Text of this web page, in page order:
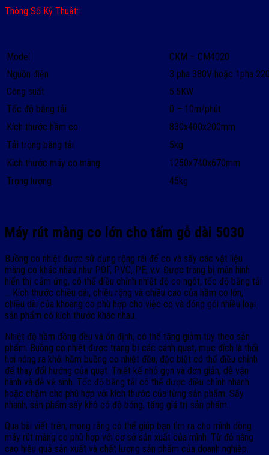
Thông Số Kỹ Thuật:
Model
CKM – CM4020
Nguồn điện
3 pha 380V hoặc 1pha
Công suất
5.5KW
Tốc độ băng tải
0 – 10m/phút
Kích thước hầm co
830x400x200mm
Tải trọng băng tải
5kg
Kích thước máy co màng
1250x740x670mm
Trọng lượng
45kg
Máy rút màng co lớn cho tấm gỗ dài 5030
Buồng co nhiệt được sử dụng rộng rãi để co và sấy các vật liệu
màng co khác nhau như POF, PVC, PE, v.v. Được trang bị màn hình
hiển thị cảm ứng, có thể điều chỉnh nhiệt độ co ngót, tốc độ băng tải
… Kích thước chiều dài, chiều rộng và chiều cao của hầm co lớn,
chiều dài của khoang co phù hợp cho việc co và đóng gói nhiều loại
sản phẩm có kích thước khác nhau.
Nhiệt độ hầm đồng đều và ổn định, có thể tăng giảm tùy theo sản
phẩm. Buồng co nhiệt được trang bị các cánh quạt, mục đích là thổi
hơi nóng ra khỏi hầm buồng co nhiệt đều, đặc biệt có thể điều chỉnh
để thay đổi hướng của quạt. Thiết kế nhỏ gọn và đơn giản, dễ vận
hành và dễ vệ sinh. Tốc độ băng tải có thể được điều chỉnh nhanh
hoặc chậm cho phù hợp với kích thước của từng sản phẩm. Sấy
nhanh, sản phẩm sấy khô có độ bóng, tăng giá trị sản phẩm.
Qua bài viết trên, mong rằng có thể giúp bạn tìm ra cho mình dòng
máy rút màng co phù hợp với cơ sở sản xuất của mình. Từ đó nâng
cao hiệu quả sản xuất và chất lượng sản phẩm của doanh nghiệp.